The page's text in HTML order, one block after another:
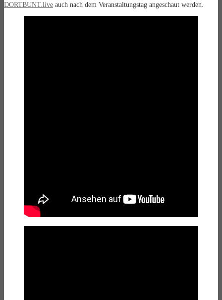
DORTBUNT.live auch nach dem Veranstaltungstag angeschaut werden.